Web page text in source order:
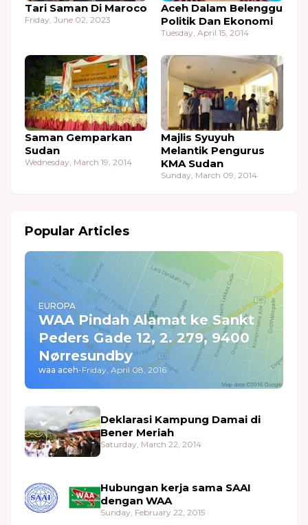
Tari Saman Di Maroco
Friday, June 02, 2023
Aceh Dalam Belenggu
Politik Dan Ekonomi
Tuesday, April 15, 2014
Saman Gemparkan
Sudan
Wednesday, March 19, 2014
Majlis Syuyuh
Melantik Pengurus
KMA Sudan
Sunday, March 09, 2014
Popular Articles
EUROPA
WAA Pindah Alamat ke Sankt
Peders Gade 12, 2. 279, 9400
Nørresundby
waa aceh-Friday, April 08, 2016
Deklarasi Kampung Damai di
Bener Meriah
Saturday, March 22, 2014
Hubungan kerja sama SAAI
dengan WAA
Sunday, February 22, 2015